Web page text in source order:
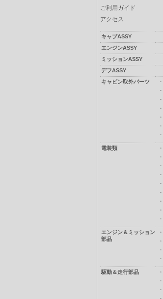
ご利用ガイド
アクセス
キャブASSY
エンジンASSY
ミッションASSY
デフASSY
キャビン取外パーツ
・
・
・
・
・
・
・
電装類 ・
・
・
・
・
・
・
・
・
エンジン＆ミッション
部品
・
・
・
・
駆動＆走行部品 ・
・
・